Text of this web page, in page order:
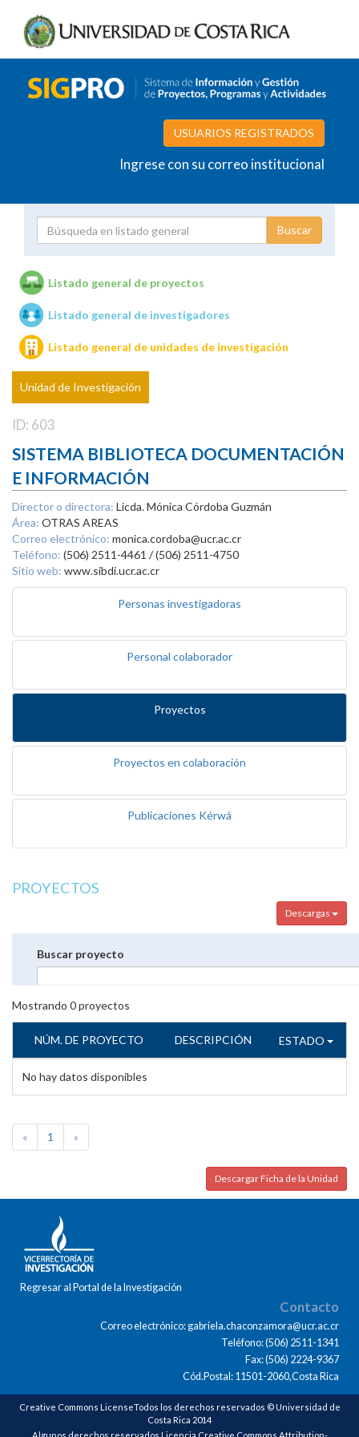
USUARIOS REGISTRADOS
Ingrese con su correo institucional
Unidades de investigación
Listado general de proyectos
Listado general de investigadores
Listado general de unidades de investigación
Unidad de Investigación
ID: 603
SISTEMA BIBLIOTECA DOCUMENTACIÓN
E INFORMACIÓN
Director o directora: Licda. Mónica Córdoba Guzmán
Área: OTRAS AREAS
Correo electrónico: monica.cordoba@ucr.ac.cr
Teléfono: (506) 2511-4461 / (506) 2511-4750
Sitio web: www.sibdi.ucr.ac.cr
Personas investigadoras
Personal colaborador
Proyectos
Proyectos en colaboración
Publicaciones Kérwá
PROYECTOS
Descargas
Buscar proyecto
Mostrando 0proyectos
NÚM. DE PROYECTO DESCRIPCIÓN ESTADO
No hay datos disponibles
« 1 »
Descargar Ficha de la Unidad
Regresar al Portal de la Investigación
Contacto
Correo electrónico: gabriela.chaconzamora@ucr.ac.cr
Teléfono: (506) 2511-1341
Fax: (506) 2224-9367
Cód.Postal: 11501-2060,Costa Rica
Creative Commons LicenseTodos los derechos reservados © Universidad de
Costa Rica 2014